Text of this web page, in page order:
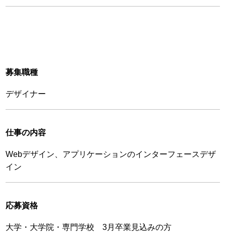
募集職種
デザイナー
仕事の内容
Webデザイン、アプリケーションのインターフェースデザ
イン
応募資格
大学・大学院・専門学校 3月卒業見込みの方